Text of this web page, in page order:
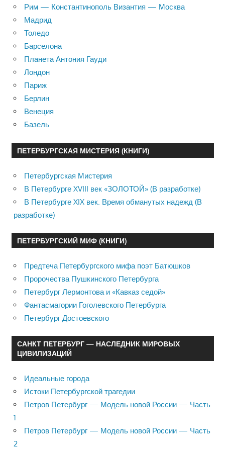
Рим — Константинополь Византия — Москва
Мадрид
Толедо
Барселона
Планета Антония Гауди
Лондон
Париж
Берлин
Венеция
Базель
ПЕТЕРБУРГСКАЯ МИСТЕРИЯ (КНИГИ)
Петербургская Мистерия
В Петербурге XVIII век «ЗОЛОТОЙ» (В разработке)
В Петербурге XIX век. Время обманутых надежд (В
разработке)
ПЕТЕРБУРГСКИЙ МИФ (КНИГИ)
Предтеча Петербургского мифа поэт Батюшков
Пророчества Пушкинского Петербурга
Петербург Лермонтова и «Кавказ седой»
Фантасмагории Гоголевского Петербурга
Петербург Достоевского
САНКТ ПЕТЕРБУРГ — НАСЛЕДНИК МИРОВЫХ
ЦИВИЛИЗАЦИЙ
Идеальные города
Истоки Петербургской трагедии
Петров Петербург — Модель новой России — Часть
1
Петров Петербург — Модель новой России — Часть
2